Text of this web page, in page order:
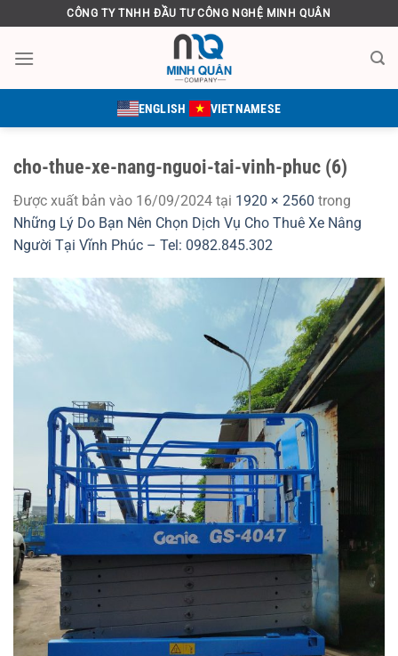
qua
nội
CÔNG TY TNHH ĐẦU TƯ CÔNG NGHỆ MINH QUÂN
ENGLISH VIETNAMESE
cho-thue-xe-nang-nguoi-tai-vinh-phuc (6)
Được xuất bản vào 16/09/2024 tại 1920 × 2560 trong
Những Lý Do Bạn Nên Chọn Dịch Vụ Cho Thuê Xe Nâng
Người Tại Vĩnh Phúc – Tel: 0982.845.302